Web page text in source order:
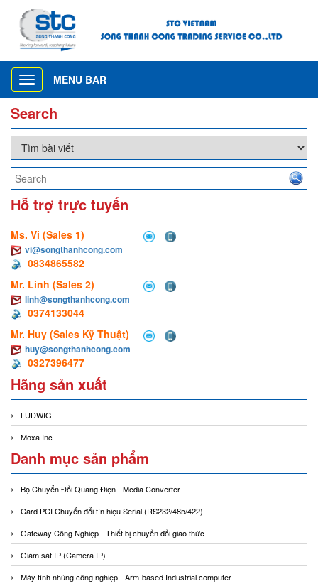
Toggle
navigation
MENU BAR
Search
Hỗ trợ trực tuyến
Ms. Vi (Sales 1)
vi@songthanhcong.com
0834865582
Mr. Linh (Sales 2)
linh@songthanhcong.com
0374133044
Mr. Huy (Sales Kỹ Thuật)
huy@songthanhcong.com
0327396477
Hãng sản xuất
LUDWIG
Moxa Inc
Danh mục sản phẩm
Bộ Chuyển Đổi Quang Điện - Media Converter
Card PCI Chuyển đổi tín hiệu Serial (RS232/485/422)
Gateway Công Nghiệp - Thiết bị chuyển đổi giao thức
Giám sát IP (Camera IP)
Máy tính nhúng công nghiệp - Arm-based Industrial computer